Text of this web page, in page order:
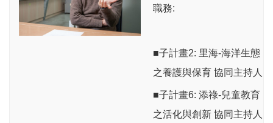
職務:
■子計畫2: 里海-海洋生態
之養護與保育 協同主持人
■子計畫6: 添祿-兒童教育
之活化與創新 協同主持人